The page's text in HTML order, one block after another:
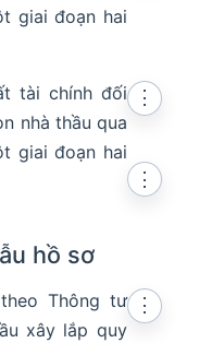
giai đoạn hai
tài chính đối
nhà thầu qua
giai đoạn hai
⋮
hồ sơ
⋮
Thông tư
xây lắp quy
⋮